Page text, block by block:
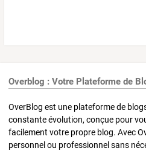
Overblog : Votre Plateforme de
OverBlog est une plateforme de
constante évolution, conçue pour
facilement votre propre blog. Avec
personnel ou professionnel sans